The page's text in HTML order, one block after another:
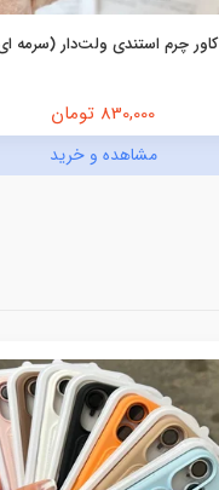
کاور چرم استندی ولت‌دار (سرمه
830,000 تومان
مشاهده و خرید